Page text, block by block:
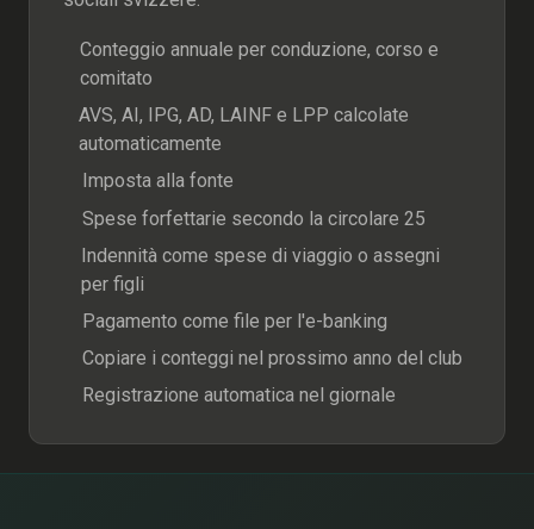
Conteggio annuale per conduzione, corso e
comitato
AVS, AI, IPG, AD, LAINF e LPP calcolate
automaticamente
Imposta alla fonte
Spese forfettarie secondo la circolare 25
Indennità come spese di viaggio o assegni
per figli
Pagamento come file per l'e-banking
Copiare i conteggi nel prossimo anno del club
Registrazione automatica nel giornale